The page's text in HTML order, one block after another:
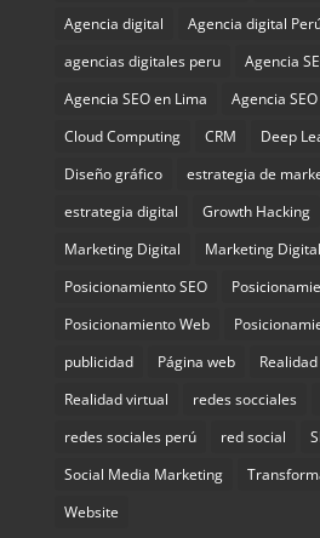
Agencia digital
Agencia digital
agencias digitales peru
Agencia
Agencia SEO en Lima
Agencia
Cloud Computing
CRM Deep
Diseño gráfico
estrategia de
estrategia digital
Growth Hacking
Marketing Digital
Marketing
Posicionamiento SEO
Posicionamiento Web
publicidad
Página web
Realidad virtual
redes socciales
redes sociales perú
red social
Social Media Marketing
Website